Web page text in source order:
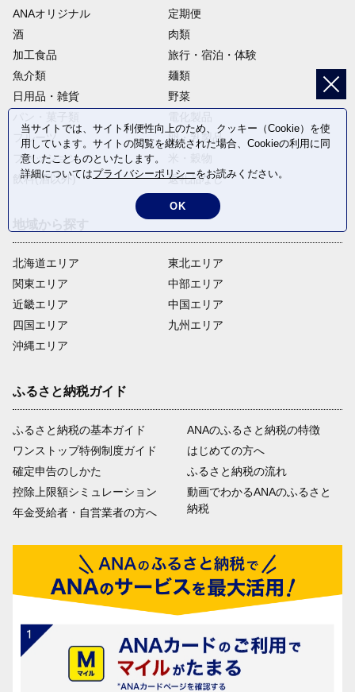
ANAオリジナル
定期便
酒
肉類
加工食品
旅行・宿泊・体験
魚介類
麺類
日用品・雑貨
野菜
フルーツ
卵・乳製品
ファッション
飲料(酒以外)
返礼品なし
北海道エリア
関東エリア
近畿エリア
四国エリア
沖縄エリア
東北エリア
中部エリア
中国エリア
九州エリア
ふるさと納税ガイド
ふるさと納税の基本ガイド
ワンストップ特例制度ガイド
確定申告のしかた
控除上限額シミュレーション
年金受給者・自営業者の方へ
ANAのふるさと納税の特徴
はじめての方へ
ふるさと納税の流れ
動画でわかるANAのふるさと
納税
当サイトでは、サイト利便性向上のため、クッキー（Cookie）を使
用しています。サイトの閲覧を継続された場合、Cookieの利用に同
意したことものといたします。
詳細についてはプライバシーポリシーをお読みください。
OK